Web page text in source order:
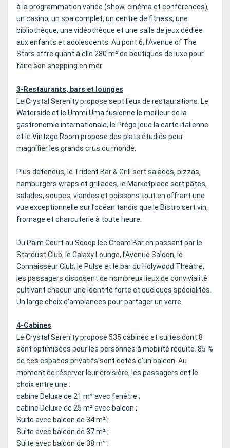
à la programmation variée (show, cinéma et conférences),
un casino, un spa complet, un centre de fitness, une
bibliothèque, une vidéothèque et une salle de jeux dédiée
aux enfants et adolescents. Au pont 6, l’Avenue of The
Stars offre quant à elle 280 m² de boutiques de luxe pour
faire son shopping en mer.
3-Restaurants, bars et lounges
Le Crystal Serenity propose sept lieux de restaurations. Le
Waterside et le Ummi Uma fusionne le meilleur de la
gastronomie internationale, le Prégo joue la carte italienne
et le Vintage Room propose des plats étudiés pour
magnifier les grands crus du monde.
Plus détendus, le Trident Bar & Grill sert salades, pizzas,
hamburgers wraps et grillades, le Marketplace sert pâtes,
salades, soupes, viandes et poissons tout en offrant une
vue exceptionnelle sur l’océan tandis que le Bistro sert vin,
fromage et charcuterie à toute heure.
Du Palm Court au Scoop Ice Cream Bar en passant par le
Stardust Club, le Galaxy Lounge, l’Avenue Saloon, le
Connaisseur Club, le Pulse et le bar du Holywood Theâtre,
les passagers disposent de nombreux lieux de convivialité
cultivant chacun une identité forte et quelques spécialités.
Un large choix d’ambiances pour partager un verre.
4-Cabines
Le Crystal Serenity propose 535 cabines et suites dont 8
sont optimisées pour les personnes à mobilité réduite. 85 %
de ces espaces privatifs sont dotés d’un balcon. Au
moment de réserver leur croisière, les passagers ont le
choix entre une :
cabine Deluxe de 21 m² avec fenêtre ;
cabine Deluxe de 25 m² avec balcon ;
Suite avec balcon de 34 m² ;
Suite avec balcon de 37 m² ;
Suite avec balcon de 38 m² ;